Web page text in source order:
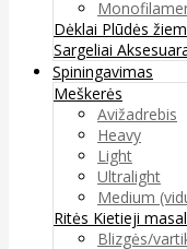
Dėklai Plūdės
Sargeliai
Spiningavimas
Meškerės
Avižadrebis
Heavy
Light
Ultralight
Medium
Ritės Kietieji
Blizgės/